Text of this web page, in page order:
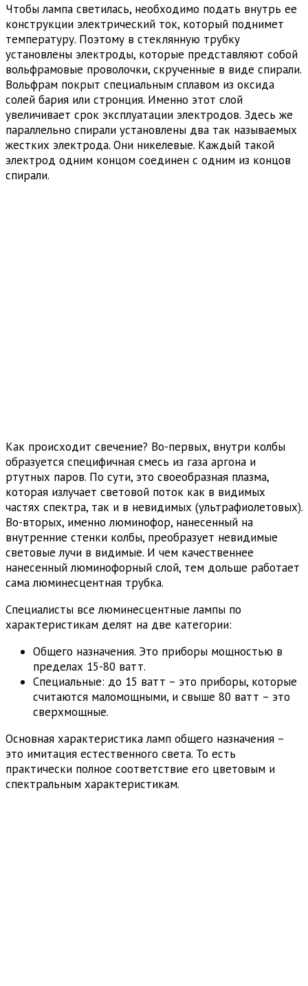
Чтобы лампа светилась, необходимо подать внутрь ее
конструкции электрический ток, который поднимет
температуру. Поэтому в стеклянную трубку
установлены электроды, которые представляют собой
вольфрамовые проволочки, скрученные в виде спирали.
Вольфрам покрыт специальным сплавом из оксида
солей бария или стронция. Именно этот слой
увеличивает срок эксплуатации электродов. Здесь же
параллельно спирали установлены два так называемых
жестких электрода. Они никелевые. Каждый такой
электрод одним концом соединен с одним из концов
спирали.
Как происходит свечение? Во-первых, внутри колбы
образуется специфичная смесь из газа аргона и
ртутных паров. По сути, это своеобразная плазма,
которая излучает световой поток как в видимых
частях спектра, так и в невидимых (ультрафиолетовых).
Во-вторых, именно люминофор, нанесенный на
внутренние стенки колбы, преобразует невидимые
световые лучи в видимые. И чем качественнее
нанесенный люминофорный слой, тем дольше работает
сама люминесцентная трубка.
Специалисты все люминесцентные лампы по
характеристикам делят на две категории:
Общего назначения. Это приборы мощностью в
пределах 15-80 ватт.
Специальные: до 15 ватт – это приборы, которые
считаются маломощными, и свыше 80 ватт – это
сверхмощные.
Основная характеристика ламп общего назначения –
это имитация естественного света. То есть
практически полное соответствие его цветовым и
спектральным характеристикам.